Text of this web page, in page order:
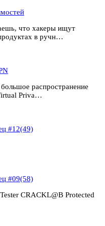
что хакеры ищут
в ручн…
распространение
Priva…
#12(49)
#09(58)
CRACKL@B Protected